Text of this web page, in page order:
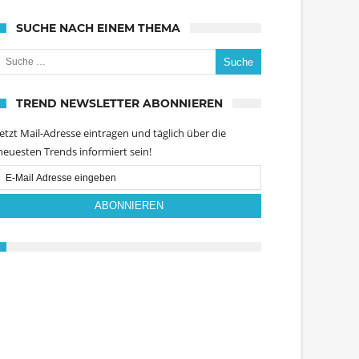
SUCHE NACH EINEM THEMA
nach:
TREND NEWSLETTER ABONNIEREN
Mail-Adresse eintragen und täglich über die
Trends informiert sein!
ABONNIEREN